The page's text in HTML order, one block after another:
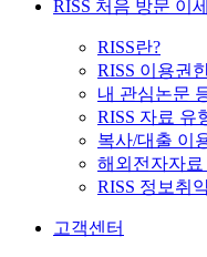
RISS 처음 방문 이
RISS란?
RISS 이용권
내 관심논문
RISS 자료 유
복사/대출 이
해외전자자료
RISS 정보취
고객센터